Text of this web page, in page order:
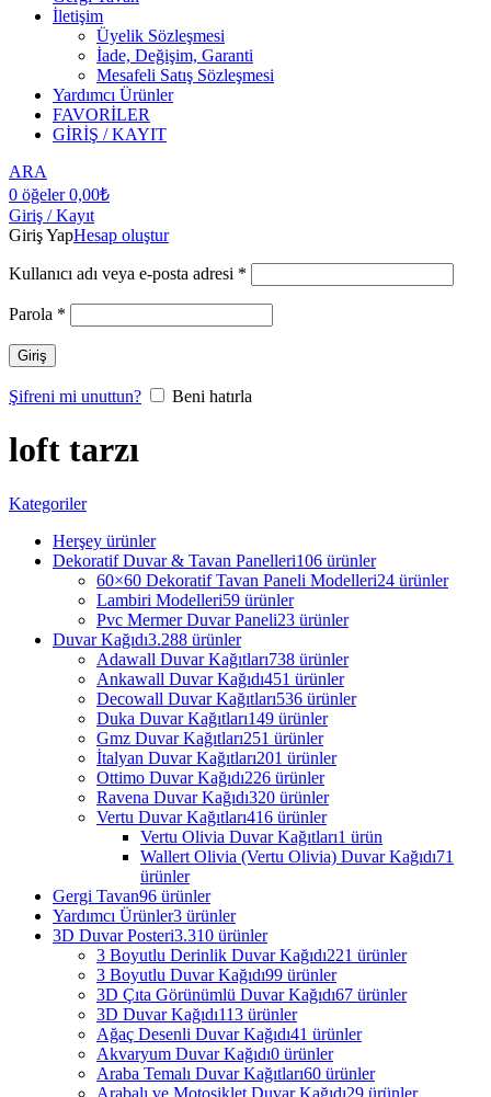
İletişim
Üyelik Sözleşmesi
İade, Değişim, Garanti
Mesafeli Satış Sözleşmesi
Yardımcı Ürünler
FAVORİLER
GİRİŞ / KAYIT
ARA
0 öğeler 0,00₺
Giriş / Kayıt
Giriş YapHesap oluştur
Kullanıcı adı veya e-posta adresi *
Parola *
Giriş
Şifreni mi unuttun? Beni hatırla
loft tarzı
Kategoriler
Herşey ürünler
Dekoratif Duvar & Tavan Panelleri106 ürünler
60×60 Dekoratif Tavan Paneli Modelleri24 ürünler
Lambiri Modelleri59 ürünler
Pvc Mermer Duvar Paneli23 ürünler
Duvar Kağıdı3.288 ürünler
Adawall Duvar Kağıtları738 ürünler
Ankawall Duvar Kağıdı451 ürünler
Decowall Duvar Kağıtları536 ürünler
Duka Duvar Kağıtları149 ürünler
Gmz Duvar Kağıtları251 ürünler
İtalyan Duvar Kağıtları201 ürünler
Ottimo Duvar Kağıdı226 ürünler
Ravena Duvar Kağıdı320 ürünler
Vertu Duvar Kağıtları416 ürünler
Vertu Olivia Duvar Kağıtları1 ürün
Wallert Olivia (Vertu Olivia) Duvar Kağıdı71
ürünler
Gergi Tavan96 ürünler
Yardımcı Ürünler3 ürünler
3D Duvar Posteri3.310 ürünler
3 Boyutlu Derinlik Duvar Kağıdı221 ürünler
3 Boyutlu Duvar Kağıdı99 ürünler
3D Çıta Görünümlü Duvar Kağıdı67 ürünler
3D Duvar Kağıdı113 ürünler
Ağaç Desenli Duvar Kağıdı41 ürünler
Akvaryum Duvar Kağıdı0 ürünler
Araba Temalı Duvar Kağıtları60 ürünler
Arabalı ve Motosiklet Duvar Kağıdı29 ürünler